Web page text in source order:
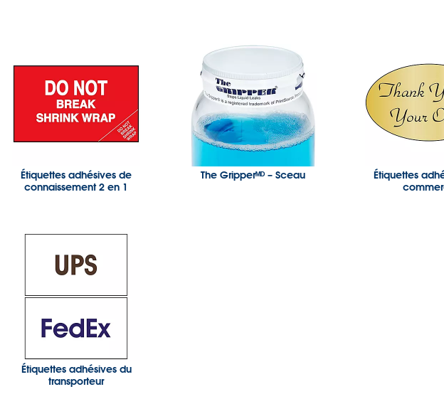
Étiquettes adhésives de
connaissement 2 en 1
The Gripperᴹᴰ – Sceau
Étiquettes
Étiquettes adhésives du
transporteur